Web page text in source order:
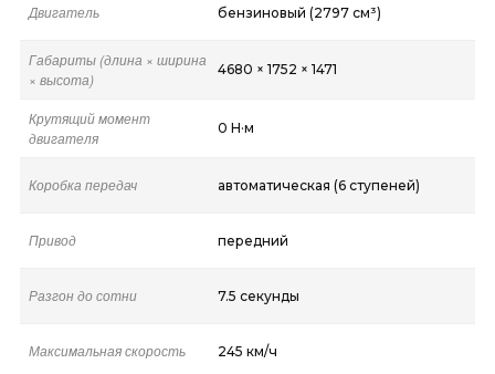
Двигатель бензиновый (2797 см³)
Габариты (длина × ширина
× высота)
4680 × 1752 × 1471
Крутящий момент
двигателя
0 Н·м
Коробка передач автоматическая (6 ступеней)
Привод передний
Разгон до сотни 7.5 секунды
Максимальная скорость 245 км/ч